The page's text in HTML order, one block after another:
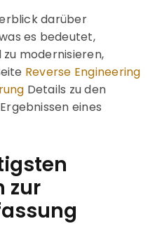
darüber
es bedeutet,
modernisieren,
Reverse Engineering
Details zu den
eines
zur